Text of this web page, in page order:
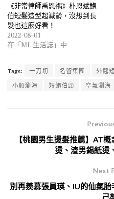
《非常律師禹恩禑》朴恩斌鮑
伯短髮造型超減齡，沒想到長
髮也這麼好看！
2022-08-01
在「ML 生活誌」中
Tags: 一刀切 名留集團 外翹
小顏瀏海
短鮑伯頭 空氣瀏海
【桃園男生燙髮推薦】AT
燙、渣男錫紙燙
Next
別再羨慕張員瑛、IU的仙氣
己